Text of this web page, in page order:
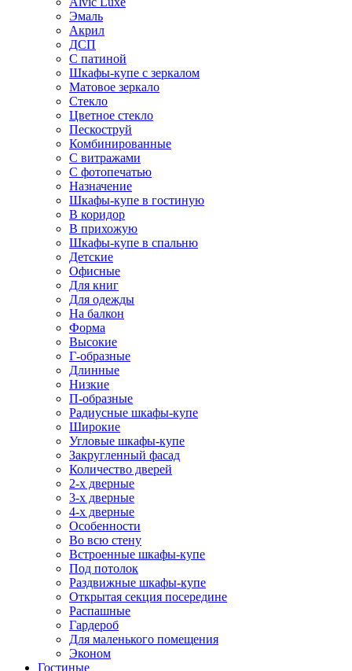
Эмаль
Акрил
ДСП
С патиной
Шкафы-купе с зеркалом
Матовое зеркало
Стекло
Цветное стекло
Пескоструй
Комбинированные
С витражами
С фотопечатью
Назначение
Шкафы-купе в гостиную
В коридор
В прихожую
Шкафы-купе в спальню
Детские
Офисные
Для книг
Для одежды
На балкон
Форма
Высокие
Г-образные
Длинные
Низкие
П-образные
Радиусные шкафы-купе
Широкие
Угловые шкафы-купе
Закругленный фасад
Количество дверей
2-х дверные
3-х дверные
4-х дверные
Особенности
Во всю стену
Встроенные шкафы-купе
Под потолок
Раздвижные шкафы-купе
Открытая секция посередине
Распашные
Гардероб
Для маленького помещения
Эконом
Гостиные